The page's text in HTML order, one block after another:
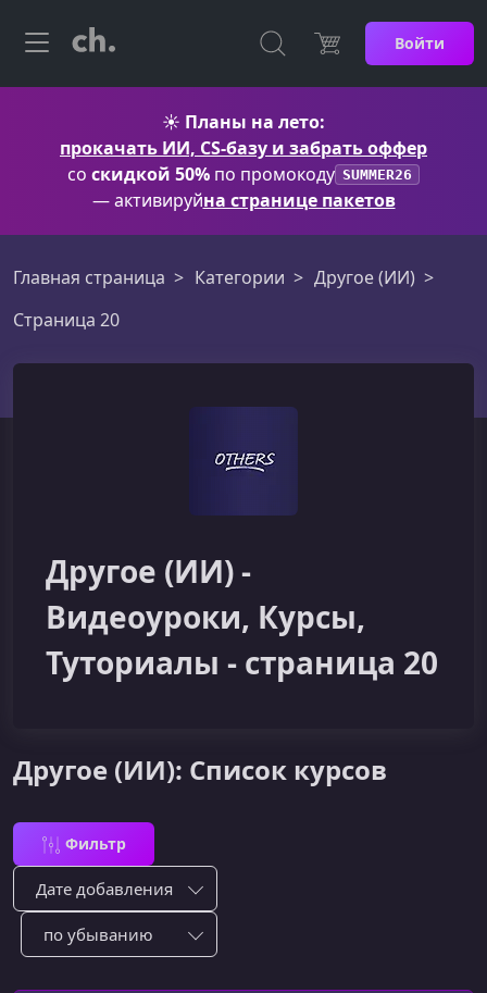
Войти
☀️ Планы на лето:
прокачать ИИ, CS-базу и забрать оффер
со скидкой 50% по промокоду SUMMER26
— активируйна странице пакетов
Главная страница Категории
Другое (ИИ)
Страница 20
Другое (ИИ) -
Видеоуроки, Курсы,
Туториалы - страница 20
Другое (ИИ): Список курсов
Фильтр
Сортировка по:
Сотировать по: